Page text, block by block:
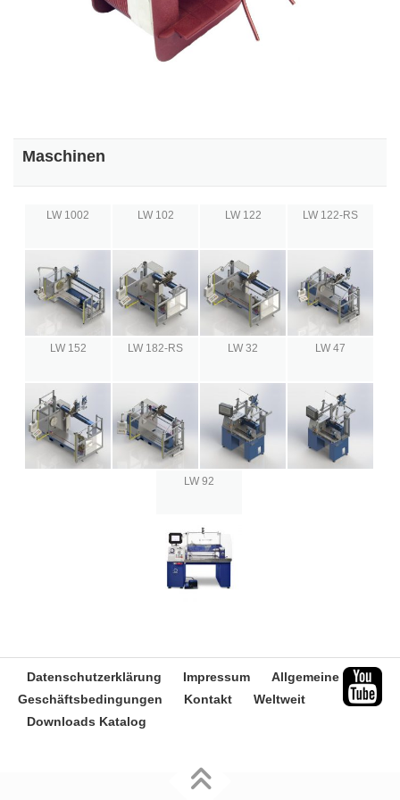
Maschinen
LW 1002 LW 102 LW 122 LW 122-RS
LW 152 LW 182-RS LW 32 LW 47
LW 92
Datenschutzerklärung Impressum
Allgemeine
Geschäftsbedingungen
Kontakt
Weltweit
Downloads Katalog